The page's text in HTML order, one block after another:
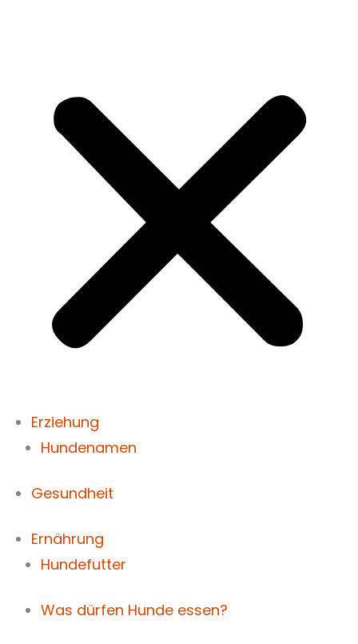
Erziehung
Hundenamen
Gesundheit
Ernährung
Hundefutter
Was dürfen Hunde essen?